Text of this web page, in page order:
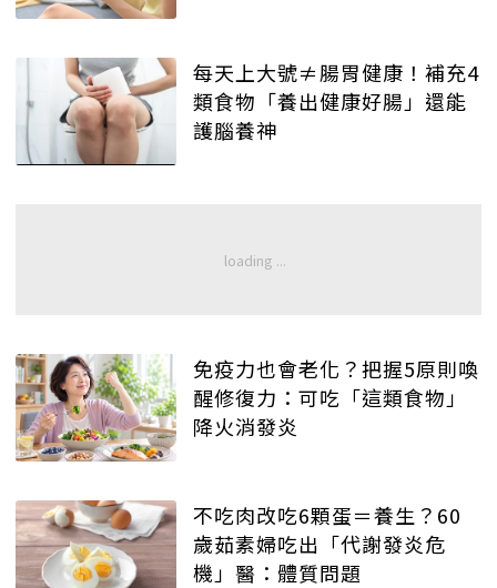
每天上大號≠腸胃健康！補充4
類食物「養出健康好腸」還能
護腦養神
免疫力也會老化？把握5原則喚
醒修復力：可吃「這類食物」
降火消發炎
不吃肉改吃6顆蛋＝養生？60
歲茹素婦吃出「代謝發炎危
機」醫：體質問題